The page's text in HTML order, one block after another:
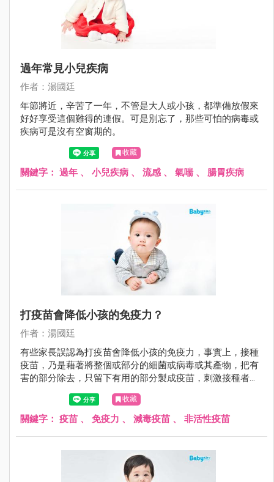
過年常見小兒疾病
作者：湯國廷
年節將近，辛苦了一年，不管是大人或小孩，都準備放假來
好好享受這個難得的連假。可是別忘了，那些可怕的病毒或
疾病可是沒有空窗期的。
收藏
關鍵字： 過年 、 小兒疾病 、 流感 、 氣喘、 腸胃疾病
打疫苗會降低小孩的免疫力？
作者：湯國廷
有些家長誤認為打疫苗會降低小孩的免疫力，事實上，接種
疫苗，乃是藉著將整個或部分的細菌或病毒或其產物，把有
害的部分除去，只留下有用的部分製成疫苗，刺激接種者的
免疫系統，使接種者自己能產生危險性低卻類似自染感染的
免疫反應，也就是產生保護力（主動免疫）。 不可否認的，
預防重於治療。尤其對於傳染病，注射疫苗是抵抗傳染病最
收藏
關鍵字： 疫苗 、 免疫力 、 減毒疫苗 、 非活性疫苗